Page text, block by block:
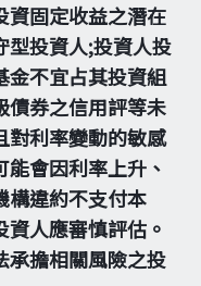
資固定收益之潛在
型投資人;投資人投
金不宜占其投資組
債券之信用評等未
對利率變動的敏感
會因利率上升、
構違約不支付本
人應審慎評估。
承擔相關風險之投